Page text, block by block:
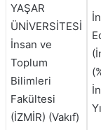
YAŞAR
ÜNİVERSİTESİ
İnsan ve
Toplum
Bilimleri
Fakültesi
(İZMİR) (Vakıf)